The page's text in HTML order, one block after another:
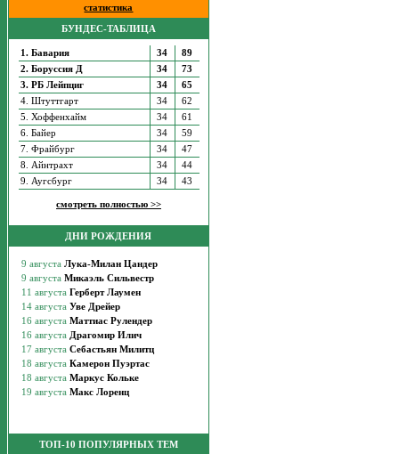
статистика
БУНДЕС-ТАБЛИЦА
1. Бавария 34
89
2. Боруссия Д
34
73
3. РБ Лейпциг
34
65
4. Штуттгарт
34
62
5. Хоффенхайм
34
61
6. Байер
34
59
7. Фрайбург
34
47
8. Айнтрахт
34
44
9. Аугсбург
34 43
смотреть полностью >>
ДНИ РОЖДЕНИЯ
ТОП-10 ПОПУЛЯРНЫХ ТЕМ